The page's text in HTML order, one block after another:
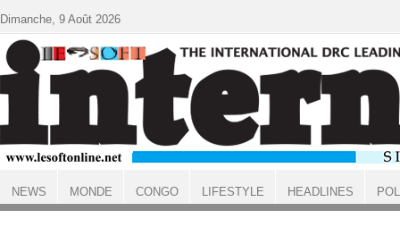
ACCUEIL
Dimanche, 9 Août 2026
NEWS MONDE CONGO LIFESTYLE HEADLINES